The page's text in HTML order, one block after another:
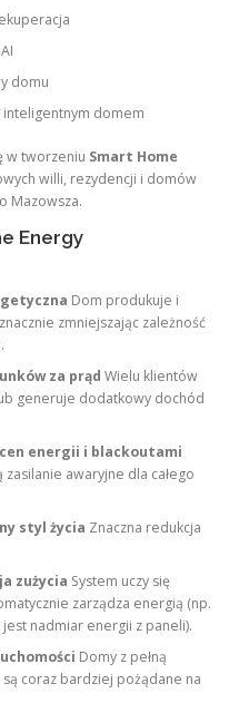
domu
inteligentnym domem
w tworzeniu Smart Home
willi, rezydencji i domów
Mazowsza.
Energy
Dom produkuje i
zmniejszając zależność
za prąd Wielu klientów
generuje dodatkowy dochód
energii i blackoutami
awaryjne dla całego
styl życia Znaczna redukcja
zużycia System uczy się
zarządza energią (np.
nadmiar energii z paneli).
Domy z pełną
coraz bardziej pożądane na